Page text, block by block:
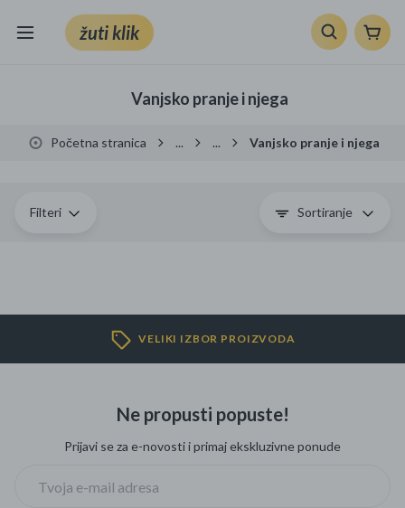
žuti klik
TV, audio i foto
Sport i slobodno vrijeme
Vanjsko pranje i njega
Početna stranica ... ... Vanjsko pranje i njega
Filteri Sortiranje
VELIKI IZBOR PROIZVODA
Ne propusti popuste!
Prijavi se za e-novosti i primaj ekskluzivne ponude